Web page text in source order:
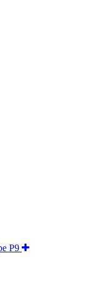
P9